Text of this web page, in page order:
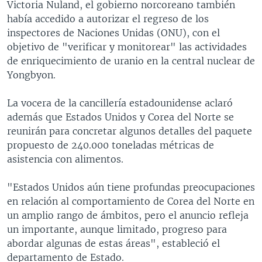
Victoria Nuland, el gobierno norcoreano también
había accedido a autorizar el regreso de los
inspectores de Naciones Unidas (ONU), con el
objetivo de "verificar y monitorear" las actividades
de enriquecimiento de uranio en la central nuclear de
Yongbyon.
La vocera de la cancillería estadounidense aclaró
además que Estados Unidos y Corea del Norte se
reunirán para concretar algunos detalles del paquete
propuesto de 240.000 toneladas métricas de
asistencia con alimentos.
"Estados Unidos aún tiene profundas preocupaciones
en relación al comportamiento de Corea del Norte en
un amplio rango de ámbitos, pero el anuncio refleja
un importante, aunque limitado, progreso para
abordar algunas de estas áreas", estableció el
departamento de Estado.